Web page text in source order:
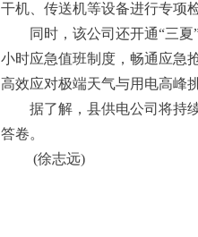
干机、传送机等设备进行专项
同时，该公司还开通“三
小时应急值班制度，畅通应急
高效应对极端天气与用电高峰
据了解，县供电公司将持
答卷。
(徐志远)